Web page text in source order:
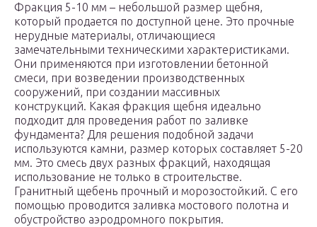
Фракция 5-10 мм – небольшой размер щебня,
который продается по доступной цене. Это прочные
нерудные материалы, отличающиеся
замечательными техническими характеристиками.
Они применяются при изготовлении бетонной
смеси, при возведении производственных
сооружений, при создании массивных
конструкций. Какая фракция щебня идеально
подходит для проведения работ по заливке
фундамента? Для решения подобной задачи
используются камни, размер которых составляет 5-20
мм. Это смесь двух разных фракций, находящая
использование не только в строительстве.
Гранитный щебень прочный и морозостойкий. С его
помощью проводится заливка мостового полотна и
обустройство аэродромного покрытия.